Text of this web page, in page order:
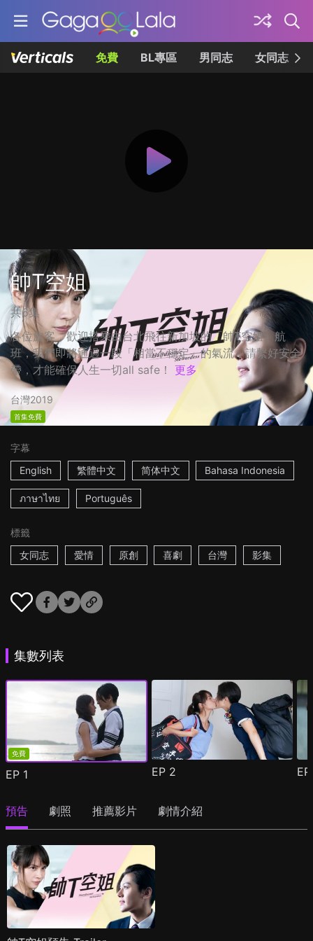
免費 BL專區 男同志 女同志
帥T空姐
共6集
各位旅客，歡迎搭乘由台北飛往新加坡的「帥T空姐」航
班，我們即將通過一段「相當不穩定」的氣流，請繫好安全
帶，才能確保人生一切all safe！ 更多
台灣2019
首集免費
字幕
English
繁體中文 简体中文 Bahasa Indonesia
ภาษาไทย Português
標籤
女同志
愛情 原創 喜劇 台灣 影集
集數列表
免費
EP 1 EP 2
預告 劇照 推薦影片 劇情介紹